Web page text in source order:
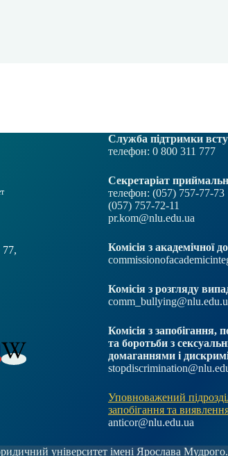
77,
Служба підтримки
телефон: 0 800 311 777
Секретаріат
телефон: (057) 757-77-73
(057) 757-72-11
pr.kom@nlu.edu.ua
Комісія з академічної
Комісія з розгляду
Комісія з запобігання,
та боротьби з
домаганнями і
Уповноважений
запобігання та
anticor@nlu.edu.ua
університет імені Ярослава